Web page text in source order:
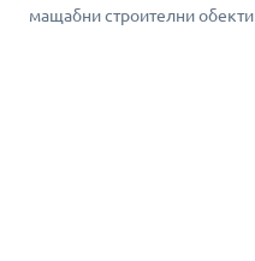
мащабни строителни обекти